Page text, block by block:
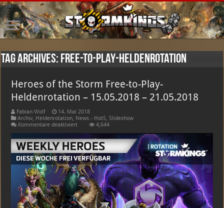
Tag Archives: Free-to-Play-Heldenrotation
Heroes of the Storm Free-to-Play-
Heldenrotation – 15.05.2018 – 21.05.2018
Fabian Wolf
14. Mai 2018
Archiv, Heldenrotation, News - HotS,Slideshow
Kommentare deaktiviertfür
of
the
Storm
Free-
to-
Play-
Heldenrotation
–
15.05.2018
–
21.05.2018
4,644